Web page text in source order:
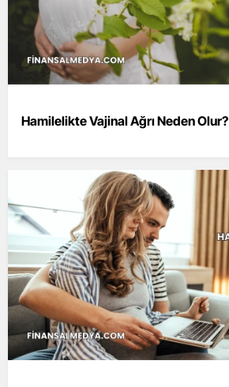
Hamilelikte Vajinal Ağrı Neden Olur?